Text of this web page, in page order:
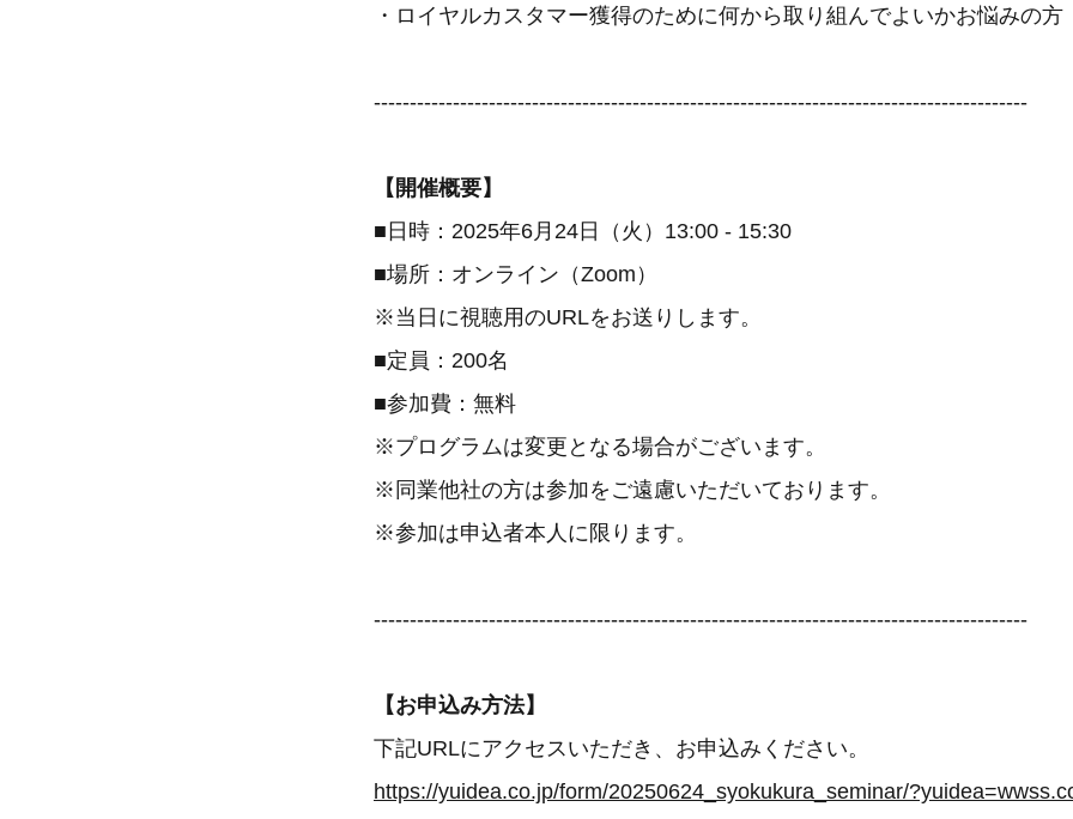
・ロイヤルカスタマー獲得のために何から取り組んでよいかお悩みの方
-------------------------------------------------------------------------------------------
【開催概要】
■日時：2025年6月24日（火）13:00 - 15:30
■場所：オンライン（Zoom）
※当日に視聴用のURLをお送りします。
■定員：200名
■参加費：無料
※プログラムは変更となる場合がございます。
※同業他社の方は参加をご遠慮いただいております。
※参加は申込者本人に限ります。
-------------------------------------------------------------------------------------------
【お申込み方法】
下記URLにアクセスいただき、お申込みください。